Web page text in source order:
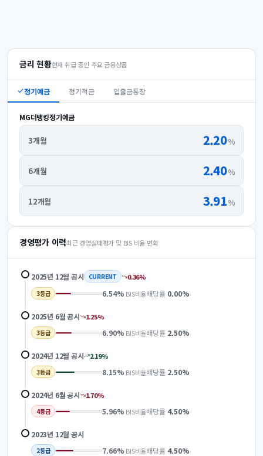
금리 현황현재 취급 중인 주요 금융상품
정기예금 정기적금 입출금통장
MG더뱅킹정기예금
3개월 2.20%
6개월 2.40%
12개월 3.91%
경영평가 이력최근 경영실태평가 및 BIS 비율 변화
2025년 12월 공시 CURRENT 0.36%
3등급 6.54% BIS비율배당률 0.00%
2025년 6월공시 1.25%
3등급 6.90% BIS비율배당률 2.50%
2024년 12월 공시 2.19%
3등급 8.15% BIS비율배당률 2.50%
2024년 6월공시 1.70%
4등급 5.96% BIS비율배당률 4.50%
2023년 12월 공시
2등급 7.66% BIS비율배당률 4.50%